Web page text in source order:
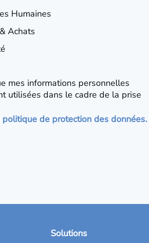
mes informations personnelles
utilisées dans le cadre de la prise
politique de protection des données.
Solutions